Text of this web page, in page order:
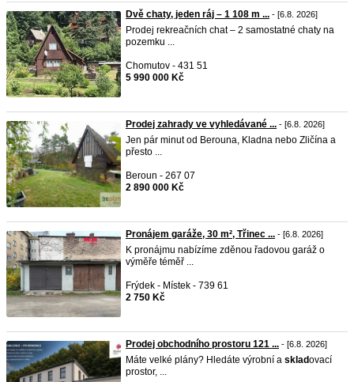
Dvě chaty, jeden ráj – 1 108 m ... - [6.8. 2026]
Prodej rekreačních chat – 2 samostatné chaty na
pozemku ...
Chomutov - 431 51
5 990 000 Kč
Prodej zahrady ve vyhledávané ... - [6.8. 2026]
Jen pár minut od Berouna, Kladna nebo Zličína a
přesto ...
Beroun - 267 07
2 890 000 Kč
Pronájem garáže, 30 m², Třinec ... - [6.8. 2026]
K pronájmu nabízíme zděnou řadovou garáž o
výměře téměř ...
Frýdek - Místek - 739 61
2 750 Kč
Prodej obchodního prostoru 121 ... - [6.8. 2026]
Máte velké plány? Hledáte výrobní a skladovací
prostor, ...